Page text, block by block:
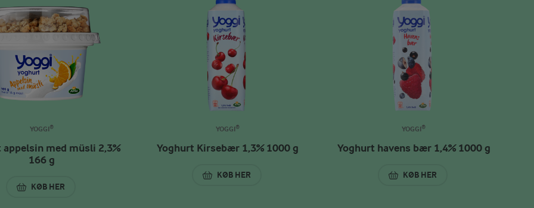
YOGGI®
appelsin med müsli 2,3%
166 g
KØB HER
YOGHURT APPELSIN MED MÜSLI 2,3% 166 G
YOGGI®
Yoghurt Kirsebær 1,3% 1000 g
KØB HER
YOGHURT KIRSEBÆR 1,3% 1000 G
YOGGI®
Yoghurt havens bær 1,4% 1000 g
KØB HER
YOGHURT HAVENS BÆR 1,4%